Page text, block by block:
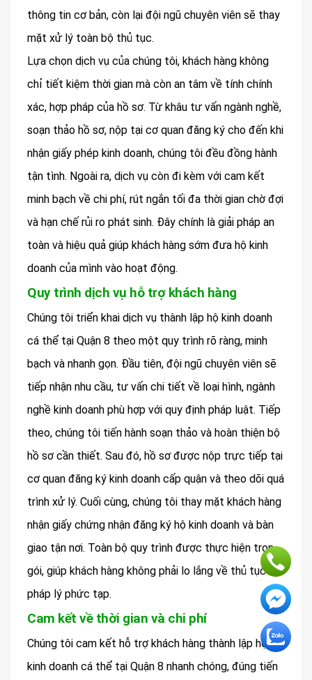
thông tin cơ bản, còn lại đội ngũ chuyên viên sẽ thay
mặt xử lý toàn bộ thủ tục.
Lựa chọn dịch vụ của chúng tôi, khách hàng không
chỉ tiết kiệm thời gian mà còn an tâm về tính chính
xác, hợp pháp của hồ sơ. Từ khâu tư vấn ngành nghề,
soạn thảo hồ sơ, nộp tại cơ quan đăng ký cho đến khi
nhận giấy phép kinh doanh, chúng tôi đều đồng hành
tận tình. Ngoài ra, dịch vụ còn đi kèm với cam kết
minh bạch về chi phí, rút ngắn tối đa thời gian chờ đợi
và hạn chế rủi ro phát sinh. Đây chính là giải pháp an
toàn và hiệu quả giúp khách hàng sớm đưa hộ kinh
doanh của mình vào hoạt động.
Quy trình dịch vụ hỗ trợ khách hàng
Chúng tôi triển khai dịch vụ thành lập hộ kinh doanh
cá thể tại Quận 8 theo một quy trình rõ ràng, minh
bạch và nhanh gọn. Đầu tiên, đội ngũ chuyên viên sẽ
tiếp nhận nhu cầu, tư vấn chi tiết về loại hình, ngành
nghề kinh doanh phù hợp với quy định pháp luật. Tiếp
theo, chúng tôi tiến hành soạn thảo và hoàn thiện bộ
hồ sơ cần thiết. Sau đó, hồ sơ được nộp trực tiếp tại
cơ quan đăng ký kinh doanh cấp quận và theo dõi quá
trình xử lý. Cuối cùng, chúng tôi thay mặt khách hàng
nhận giấy chứng nhận đăng ký hộ kinh doanh và bàn
giao tận nơi. Toàn bộ quy trình được thực hiện trọn
gói, giúp khách hàng không phải lo lắng về thủ tục
pháp lý phức tạp.
Cam kết về thời gian và chi phí
Chúng tôi cam kết hỗ trợ khách hàng thành lập hộ
kinh doanh cá thể tại Quận 8 nhanh chóng, đúng tiến